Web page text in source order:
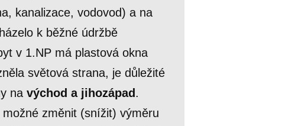
kanalizace, vodovod) a na
k běžné údržbě
v 1.NP má plastová okna
světová strana, je důležité
na východ a jihozápad .
změnit (snížit) výměru